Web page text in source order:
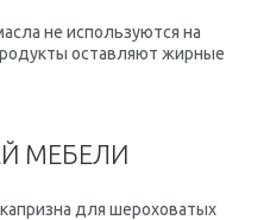
не используются на
оставляют жирные
МЕБЕЛИ
для шероховатых